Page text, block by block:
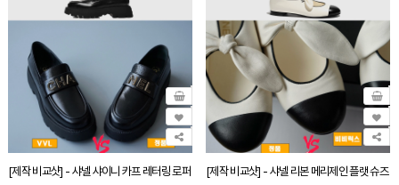
[제작 비교샷] - 샤넬 샤이니 카프 레터링 로퍼 [제작 비교샷] - 샤넬 리본 메리제인 플랫 슈즈